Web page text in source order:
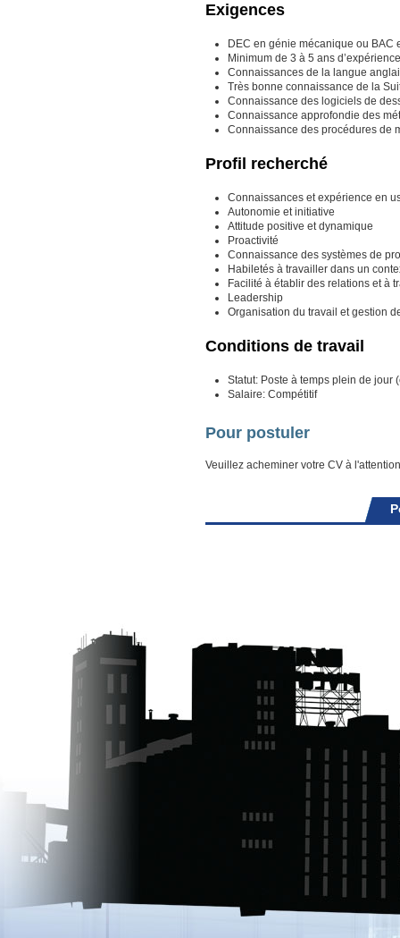
Exigences
DEC en génie mécanique ou BAC
Minimum de 3 à 5 ans
Connaissances de la langue
Très bonne connaissance de la
Connaissance des logiciels de
Connaissance approfondie des
Connaissance des procédures de
Profil recherché
Connaissances et expérience en
Autonomie et initiative
Attitude positive et dynamique
Proactivité
Connaissance des systèmes de
Habiletés à travailler dans un
Facilité à établir des relations et à
Leadership
Organisation du travail et gestion
Conditions de travail
Statut: Poste à temps plein de jour
Salaire: Compétitif
Pour postuler
Veuillez acheminer votre CV à